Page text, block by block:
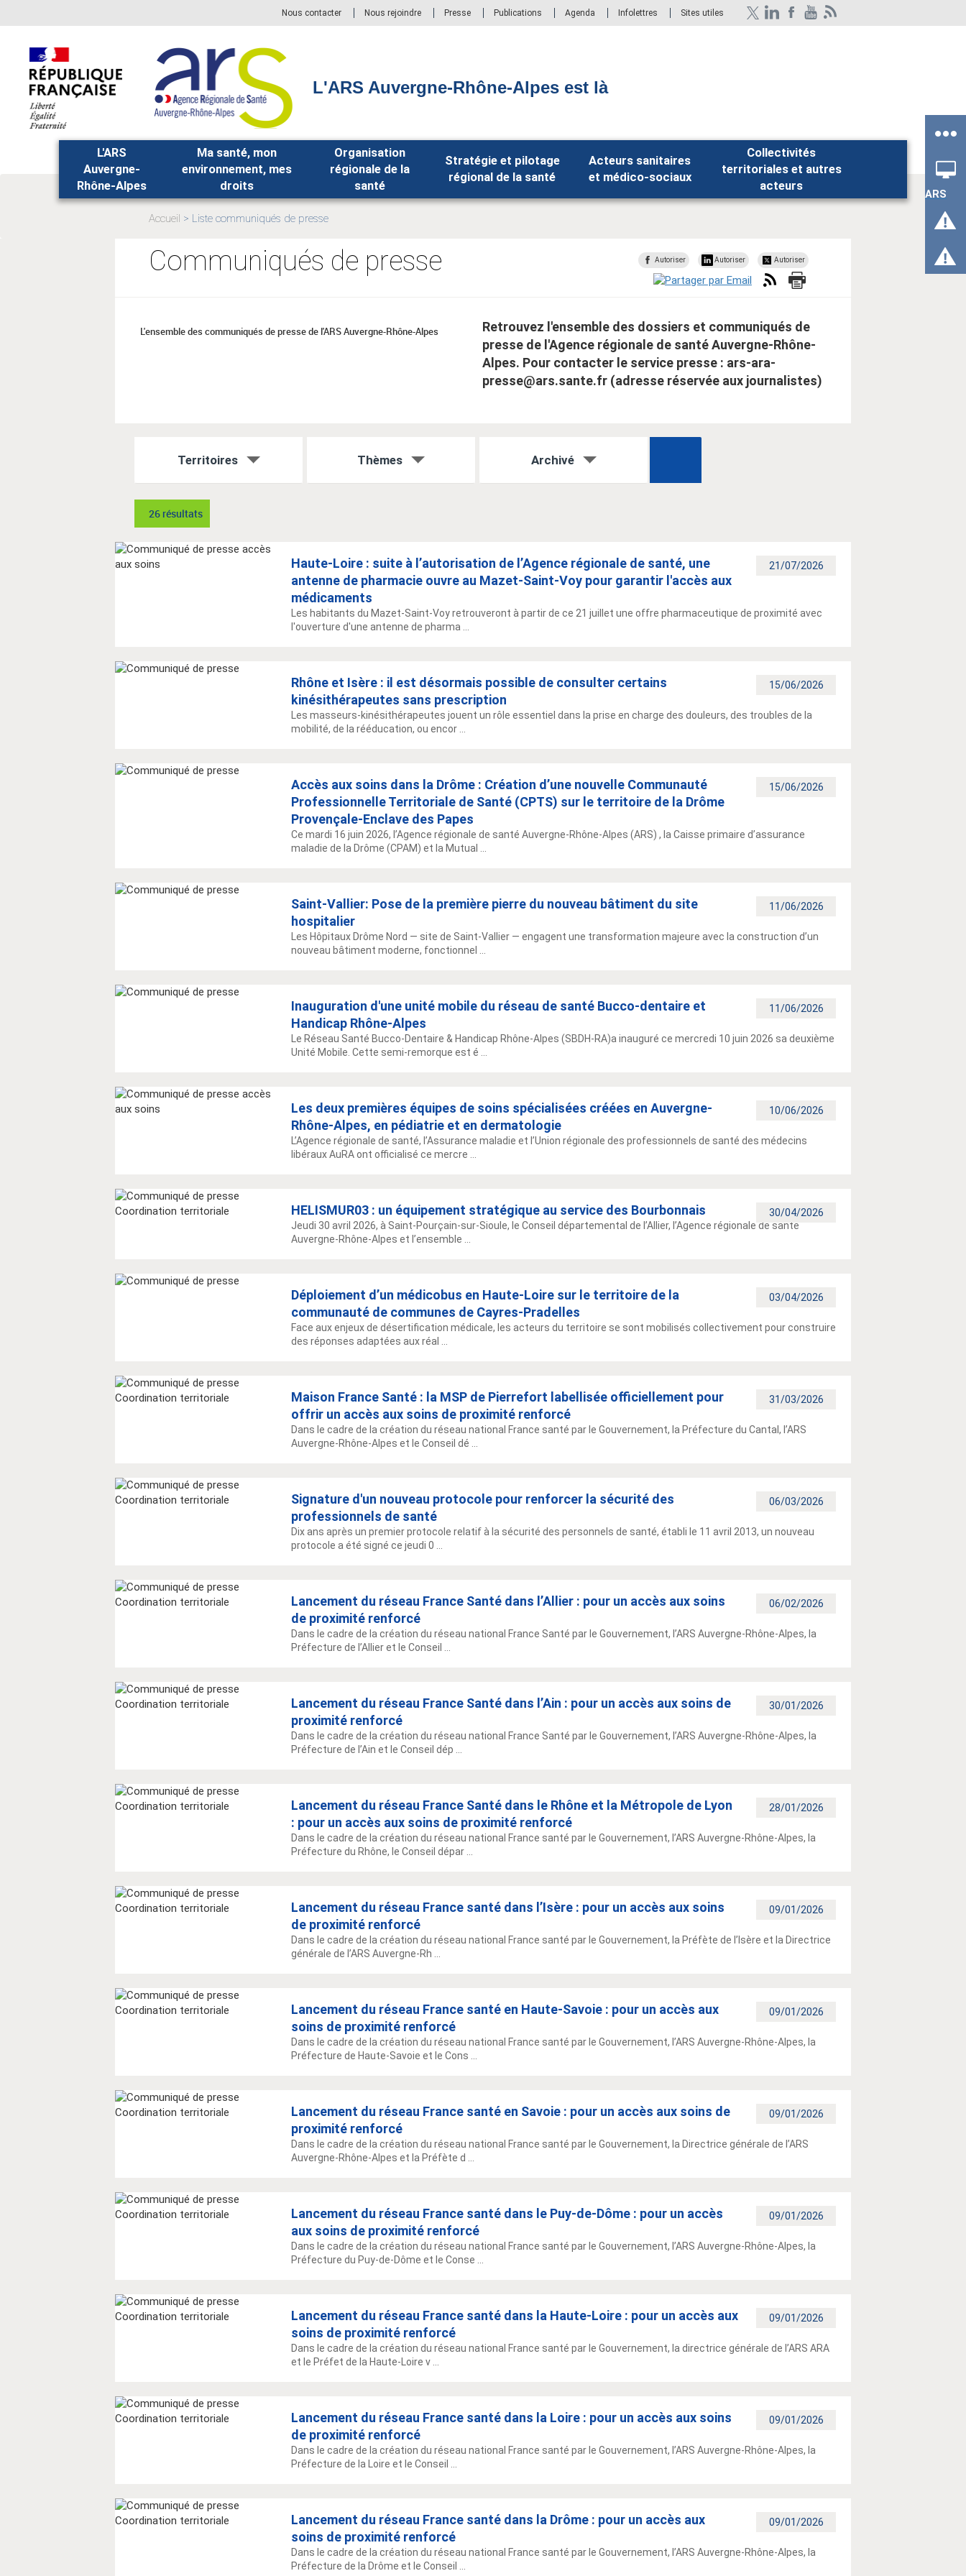
principal,
Nous contacter Nous rejoindre Presse Publications Agenda Infolettres Sites utiles
L'ARS Auvergne-Rhône-Alpes est là
ARS
L'ARS
Auvergne-
Rhône-Alpes
Ma santé, mon
environnement, mes
droits
Organisation
régionale de la
santé
Stratégie et pilotage
régional de la santé
Acteurs sanitaires
et médico-sociaux
Collectivités
territoriales et autres
acteurs
Rechercher
Accueil
Liste communiqués de presse
Communiqués de presse Autoriser Autoriser Autoriser
L'ensemble des communiqués de presse de l'ARS Auvergne-Rhône-Alpes
Retrouvez l'ensemble des dossiers et communiqués de
presse de l'Agence régionale de santé Auvergne-Rhône-
Alpes. Pour contacter le service presse : ars-ara-
presse@ars.sante.fr (adresse réservée aux journalistes)
Territoires Thèmes Archivé
26 résultats
21/07/2026
Haute-Loire : suite à l’autorisation de l’Agence régionale de santé, une
antenne de pharmacie ouvre au Mazet-Saint-Voy pour garantir l'accès aux
médicaments
Les habitants du Mazet-Saint-Voy retrouveront à partir de ce 21 juillet une offre pharmaceutique de proximité avec
l'ouverture d'une antenne de pharma ...
15/06/2026
Rhône et Isère : il est désormais possible de consulter certains
kinésithérapeutes sans prescription
Les masseurs-kinésithérapeutes jouent un rôle essentiel dans la prise en charge des douleurs, des troubles de la
mobilité, de la rééducation, ou encor ...
15/06/2026
Accès aux soins dans la Drôme : Création d’une nouvelle Communauté
Professionnelle Territoriale de Santé (CPTS) sur le territoire de la Drôme
Provençale-Enclave des Papes
Ce mardi 16 juin 2026, l’Agence régionale de santé Auvergne-Rhône-Alpes (ARS) , la Caisse primaire d’assurance
maladie de la Drôme (CPAM) et la Mutual ...
11/06/2026
Saint-Vallier: Pose de la première pierre du nouveau bâtiment du site
hospitalier
Les Hôpitaux Drôme Nord — site de Saint‑Vallier — engagent une transformation majeure avec la construction d’un
nouveau bâtiment moderne, fonctionnel ...
11/06/2026
Inauguration d'une unité mobile du réseau de santé Bucco-dentaire et
Handicap Rhône-Alpes
Le Réseau Santé Bucco-Dentaire & Handicap Rhône-Alpes (SBDH-RA)a inauguré ce mercredi 10 juin 2026 sa deuxième
Unité Mobile. Cette semi-remorque est é ...
10/06/2026
Les deux premières équipes de soins spécialisées créées en Auvergne-
Rhône-Alpes, en pédiatrie et en dermatologie
L’Agence régionale de santé, l’Assurance maladie et l’Union régionale des professionnels de santé des médecins
libéraux AuRA ont officialisé ce mercre ...
30/04/2026
HELISMUR03 : un équipement stratégique au service des Bourbonnais
Jeudi 30 avril 2026, à Saint-Pourçain-sur-Sioule, le Conseil départemental de l’Allier, l’Agence régionale de santé
Auvergne-Rhône-Alpes et l’ensemble ...
03/04/2026
Déploiement d’un médicobus en Haute-Loire sur le territoire de la
communauté de communes de Cayres-Pradelles
Face aux enjeux de désertification médicale, les acteurs du territoire se sont mobilisés collectivement pour construire
des réponses adaptées aux réal ...
31/03/2026
Maison France Santé : la MSP de Pierrefort labellisée officiellement pour
offrir un accès aux soins de proximité renforcé
Dans le cadre de la création du réseau national France santé par le Gouvernement, la Préfecture du Cantal, l’ARS
Auvergne-Rhône-Alpes et le Conseil dé ...
06/03/2026
Signature d'un nouveau protocole pour renforcer la sécurité des
professionnels de santé
Dix ans après un premier protocole relatif à la sécurité des personnels de santé, établi le 11 avril 2013, un nouveau
protocole a été signé ce jeudi 0 ...
06/02/2026
Lancement du réseau France Santé dans l’Allier : pour un accès aux soins
de proximité renforcé
Dans le cadre de la création du réseau national France Santé par le Gouvernement, l’ARS Auvergne-Rhône-Alpes, la
Préfecture de l’Allier et le Conseil ...
30/01/2026
Lancement du réseau France Santé dans l’Ain : pour un accès aux soins de
proximité renforcé
Dans le cadre de la création du réseau national France Santé par le Gouvernement, l’ARS Auvergne-Rhône-Alpes, la
Préfecture de l’Ain et le Conseil dép ...
28/01/2026
Lancement du réseau France Santé dans le Rhône et la Métropole de Lyon
: pour un accès aux soins de proximité renforcé
Dans le cadre de la création du réseau national France santé par le Gouvernement, l’ARS Auvergne-Rhône-Alpes, la
Préfecture du Rhône, le Conseil dépar ...
09/01/2026
Lancement du réseau France santé dans l’Isère : pour un accès aux soins
de proximité renforcé
Dans le cadre de la création du réseau national France santé par le Gouvernement, la Préfète de l’Isère et la Directrice
générale de l’ARS Auvergne-Rh ...
09/01/2026
Lancement du réseau France santé en Haute-Savoie : pour un accès aux
soins de proximité renforcé
Dans le cadre de la création du réseau national France santé par le Gouvernement, l’ARS Auvergne-Rhône-Alpes, la
Préfecture de Haute-Savoie et le Cons ...
09/01/2026
Lancement du réseau France santé en Savoie : pour un accès aux soins de
proximité renforcé
Dans le cadre de la création du réseau national France santé par le Gouvernement, la Directrice générale de l’ARS
Auvergne-Rhône-Alpes et la Préfète d ...
09/01/2026
Lancement du réseau France santé dans le Puy-de-Dôme : pour un accès
aux soins de proximité renforcé
Dans le cadre de la création du réseau national France santé par le Gouvernement, l’ARS Auvergne-Rhône-Alpes, la
Préfecture du Puy-de-Dôme et le Conse ...
09/01/2026
Lancement du réseau France santé dans la Haute-Loire : pour un accès aux
soins de proximité renforcé
Dans le cadre de la création du réseau national France santé par le Gouvernement, la directrice générale de l’ARS ARA
et le Préfet de la Haute-Loire v ...
09/01/2026
Lancement du réseau France santé dans la Loire : pour un accès aux soins
de proximité renforcé
Dans le cadre de la création du réseau national France santé par le Gouvernement, l’ARS Auvergne-Rhône-Alpes, la
Préfecture de la Loire et le Conseil ...
09/01/2026
Lancement du réseau France santé dans la Drôme : pour un accès aux
soins de proximité renforcé
Dans le cadre de la création du réseau national France santé par le Gouvernement, l’ARS Auvergne-Rhône-Alpes, la
Préfecture de la Drôme et le Conseil ...